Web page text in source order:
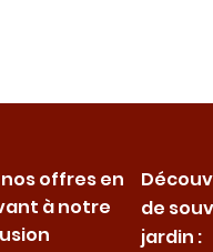
offres en
à notre
de
jardin :